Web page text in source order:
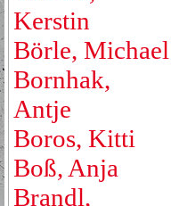
Kerstin
Börle, Michael
Bornhak,
Antje
Boros, Kitti
Boß, Anja
Brandl,